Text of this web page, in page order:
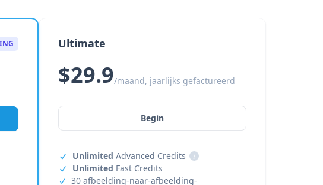
Ultimate
$29.9/maand, jaarlijks gefactureerd
Begin
Unlimited Advanced Credits
i
Unlimited Fast Credits
30 afbeelding-naar-afbeelding-